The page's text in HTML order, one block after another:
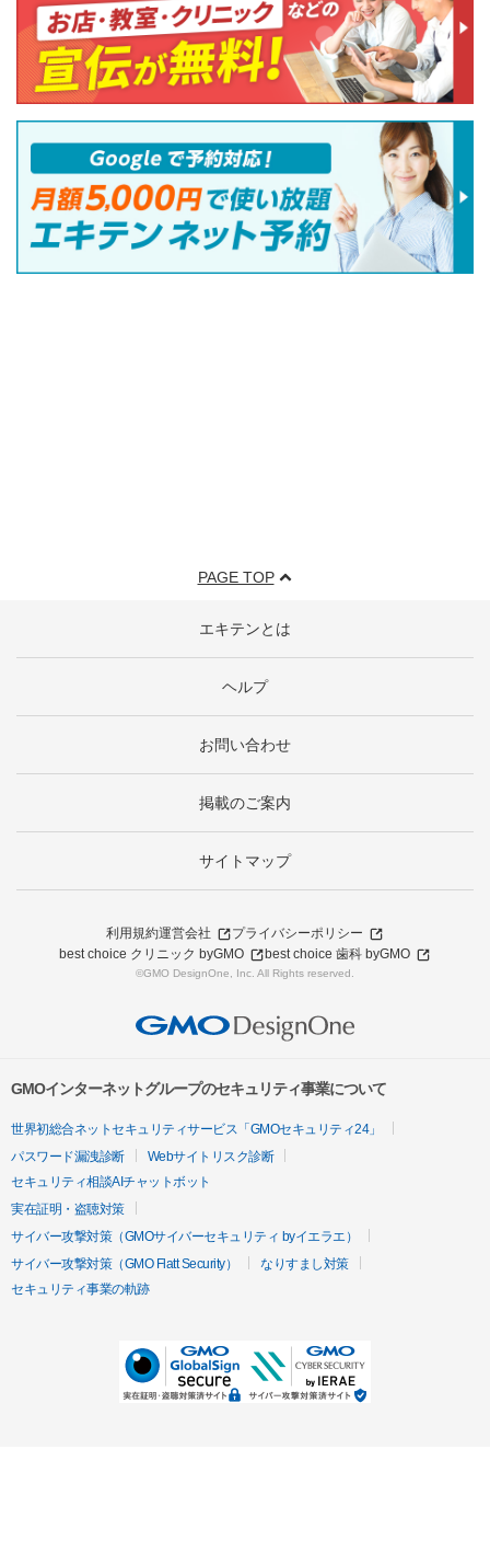
PAGE TOP
エキテンとは
ヘルプ
お問い合わせ
掲載のご案内
サイトマップ
利用規約運営会社
プライバシーポリシー
best choice クリニック byGMO
best choice 歯科 byGMO
©GMO DesignOne, Inc. All Rights reserved.
GMOインターネットグループのセキュリティ事業について
世界初総合ネットセキュリティサービス「GMOセキュリティ24」
パスワード漏洩診断
Webサイトリスク診断
セキュリティ相談AIチャットボット
実在証明・盗聴対策
サイバー攻撃対策（GMOサイバーセキュリティ byイエラエ）
サイバー攻撃対策（GMO Flatt Security）
なりすまし対策
セキュリティ事業の軌跡